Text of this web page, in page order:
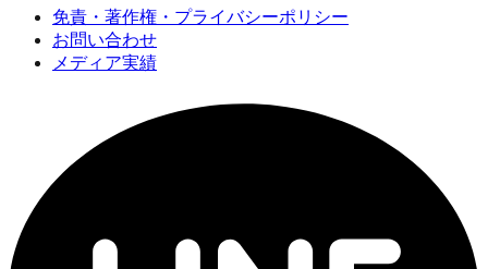
免責・著作権・プライバシーポリシー
お問い合わせ
メディア実績